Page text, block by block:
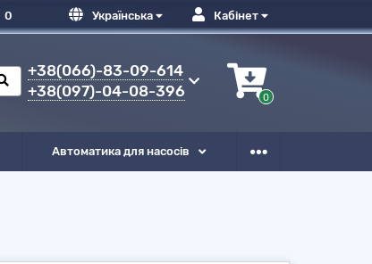
Кабінет
Українська
0
+38(066)-83-09-614
+38(097)-04-08-396
0
Автоматика для насосів